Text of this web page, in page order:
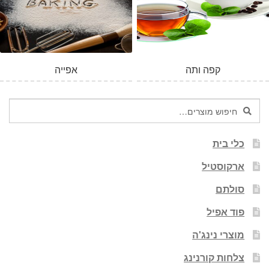
אפייה קפה ותה
חיפוש
עבור:
חיפוש
כלי בית
ארקוסטיל
סולתם
פוד אפיל
מוצרי נינג'ה
צלחות קורנינג